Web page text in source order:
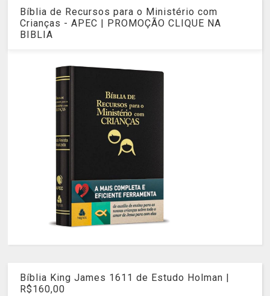
Bíblia de Recursos para o Ministério com
Crianças - APEC | PROMOÇÃO CLIQUE NA
BIBLIA
Bíblia King James 1611 de Estudo Holman |
R$160,00